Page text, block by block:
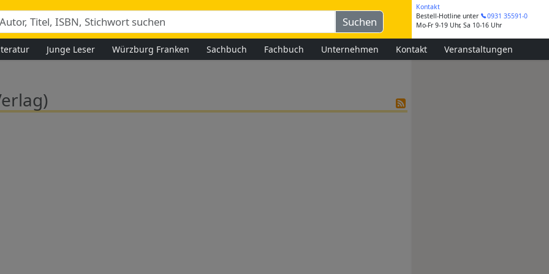
Kontakt
Bestell-Hotline unter
0931 35591-0
Mo-Fr 9-19 Uhr, Sa 10-16 Uhr
Junge Leser Würzburg Franken Sachbuch Fachbuch Unternehmen Kontakt Veranstaltungen